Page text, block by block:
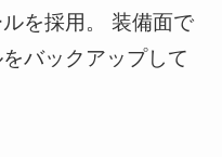
を採用。 装備面で
バックアップして